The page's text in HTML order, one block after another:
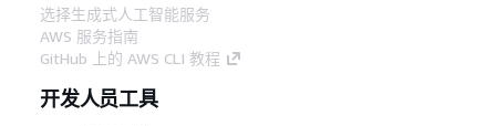
选择生成式人工智能服务
AWS 服务指南
GitHub 上的 AWS CLI 教程
开发人员工具